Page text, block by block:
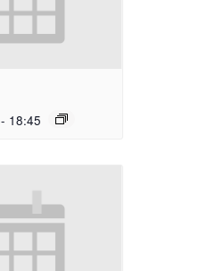
- 18:45